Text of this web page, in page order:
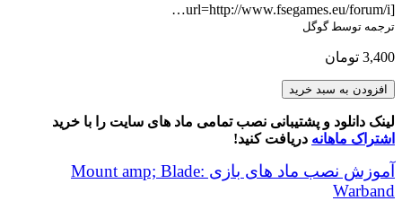
[url=http://www.fsegames.eu/forum/i…
ترجمه توسط گوگل
3,400 تومان
Whigs
and
Tories
Final
افزودن به سبد خرید
لینک دانلود و پشتیبانی نصب تمامی ماد های سایت را با خرید
اشتراک ماهانه دریافت کنید!
آموزش نصب ماد های بازی Mount amp; Blade:
Warband